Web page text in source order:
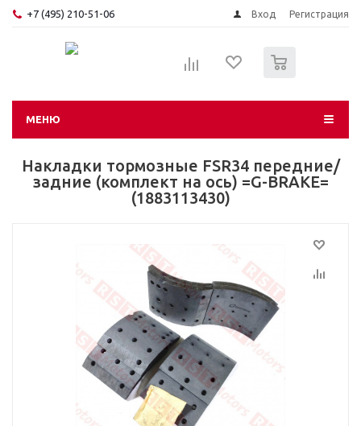
+7 (495) 210-51-06 Вход Регистрация
МЕНЮ
Накладки тормозные FSR34 передние/
задние (комплект на ось) =G-BRAKE=
(1883113430)